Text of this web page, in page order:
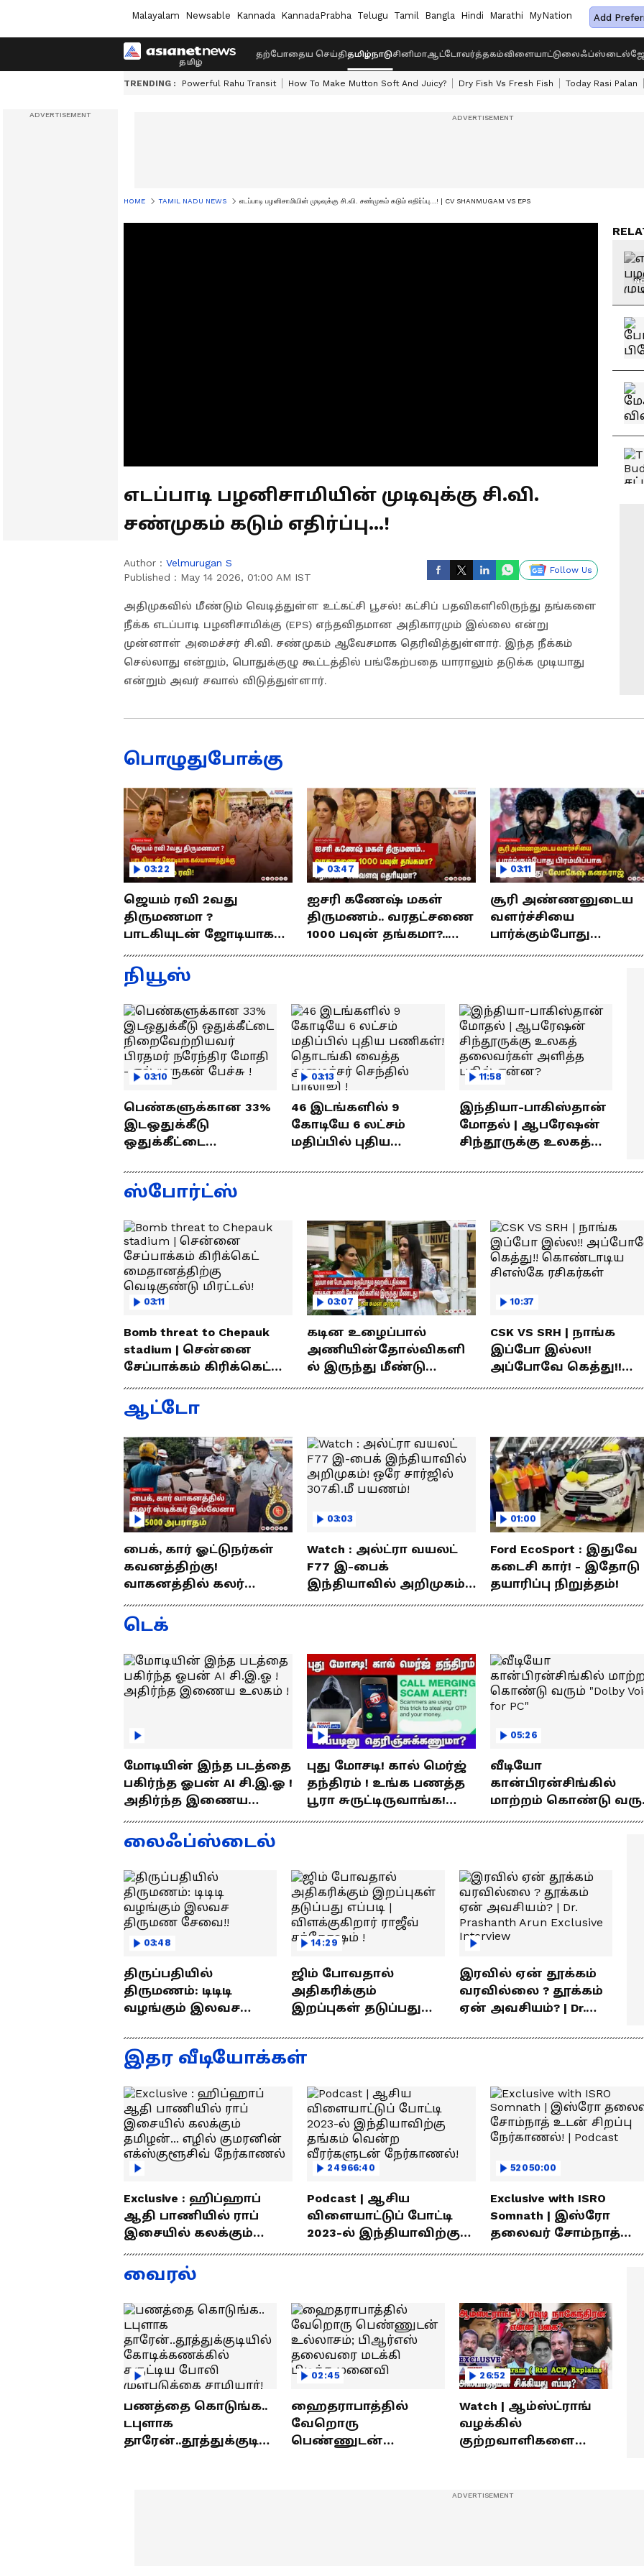
Malayalam Newsable Kannada KannadaPrabha Telugu Tamil Bangla Hindi Marathi MyNation Add
தற்போதைய செய்திதமிழ்நாடுசினிமாஆட்டோவர்த்தகம்விளையாட்டுலைஃப்ஸ்டைல்
TRENDING : Powerful Rahu Transit How To Make Mutton Soft And Juicy? Dry Fish Vs Fresh Fish Today Rasi Palan
HOME TAMIL NADU NEWS எடப்பாடி பழனிசாமியின் முடிவுக்கு சி.வி. சண்முகம் கடும் எதிர்ப்பு...! | CV SHANMUGAM VS EPS
எடப்பாடி பழனிசாமியின் முடிவுக்கு சி.வி.
சண்முகம் கடும் எதிர்ப்பு...!
Author : Velmurugan S
Published : May 14 2026, 01:00 AM IST
Follow Us
அதிமுகவில் மீண்டும் வெடித்துள்ள உட்கட்சி பூசல்! கட்சிப் பதவிகளிலிருந்து தங்களை
நீக்க எடப்பாடி பழனிசாமிக்கு (EPS) எந்தவிதமான அதிகாரமும் இல்லை என்று
முன்னாள் அமைச்சர் சி.வி. சண்முகம் ஆவேசமாக தெரிவித்துள்ளார். இந்த நீக்கம்
செல்லாது என்றும், பொதுக்குழு கூட்டத்தில் பங்கேற்பதை யாராலும் தடுக்க முடியாது
என்றும் அவர் சவால் விடுத்துள்ளார்.
பொழுதுபோக்கு
03:22
ஜெயம் ரவி 2வது
திருமணமா ?
பாடகியுடன் ஜோடியாக
கல்யாணத்துக்கு வந்த
ஜெயம் ரவி!.....வைரல்
வீடியோ !
03:47
ஐசரி கணேஷ் மகள்
திருமணம்.. வரதட்சணை
1000 பவுன் தங்கமா?..
ரொக்கம் எவ்வளவு
03:11
சூரி அண்ணனுடைய
வளர்ச்சியை
பார்க்கும்போது
பிரம்மிப்பாக
நியூஸ்
03:10
பெண்களுக்கான 33%
இடஒதுக்கீடு
ஒதுக்கீட்டை
பிரதமர் நரேந்திர
மோதி - எல்.முருகன்
03:13
46 இடங்களில் 9
கோடியே 6 லட்சம்
மதிப்பில் புதிய
வைத்த அமைச்சர்
11:58
இந்தியா-பாகிஸ்தான்
மோதல் | ஆபரேஷன்
சிந்தூருக்கு உலகத்
பதில் என்ன?
ஸ்போர்ட்ஸ்
03:11
Bomb threat to Chepauk
stadium | சென்னை
சேப்பாக்கம் கிரிக்கெட்
மைதானத்திற்கு
வெடிகுண்டு மிரட்டல்!
03:07
கடின உழைப்பால்
அணியின்தோல்விகளி
ல் இருந்து மீண்டு
வெற்றி கண்டது- தமிழ்
10:37
CSK VS SRH | நாங்க
இப்போ இல்ல!!
அப்போவே கெத்து!!
கொண்டாடிய சிஎஸ்கே
ஆட்டோ
பைக், கார் ஓட்டுநர்கள்
கவனத்திற்கு!
வாகனத்தில் கலர்
ரூ.5000 அபராதம் !
03:03
Watch : அல்ட்ரா வயலட்
F77 இ-பைக்
இந்தியாவில் அறிமுகம்!
01:00
Ford EcoSport : இதுவே
கடைசி கார்! - இதோடு
தயாரிப்பு நிறுத்தம்!
டெக்
மோடியின் இந்த படத்தை
பகிர்ந்த ஓபன் AI சி.இ.ஓ !
அதிர்ந்த இணைய
புது மோசடி! கால் மெர்ஜ்
தந்திரம் ! உங்க பணத்த
பூரா சுருட்டிருவாங்க!
05:26
வீடியோ
கான்பிரன்சிங்கில்
மாற்றம் கொண்டு
லைஃப்ஸ்டைல்
03:48
திருப்பதியில்
திருமணம்: டிடிடி
வழங்கும் இலவச
14:29
ஜிம் போவதால்
அதிகரிக்கும்
இறப்புகள் தடுப்பது
ராஜீவ் சந்தோஷம் !
இரவில் ஏன் தூக்கம்
வரவில்லை ? தூக்கம்
ஏன் அவசியம்? | Dr.
Interview
இதர வீடியோக்கள்
Exclusive : ஹிப்ஹாப்
ஆதி பாணியில் ராப்
இசையில் கலக்கும்
தமிழன்... எழில்
குமரனின்
எக்ஸ்குளூசிவ்
நேர்காணல்
24966:40
Podcast | ஆசிய
விளையாட்டுப் போட்டி
2023-ல் இந்தியாவிற்கு
தங்கம் வென்ற
52050:00
Exclusive with ISRO
Somnath | இஸ்ரோ
தலைவர் சோம்நாத்
உடன் சிறப்பு
வைரல்
பணத்தை கொடுங்க..
டபுளாக
தாரேன்..தூத்துக்குடியி
02:45
ஹைதராபாத்தில்
வேறொரு
பெண்ணுடன்
26:52
Watch | ஆம்ஸ்ட்ராங்
வழக்கில்
குற்றவாளிகளை
Rtd ACP Interview